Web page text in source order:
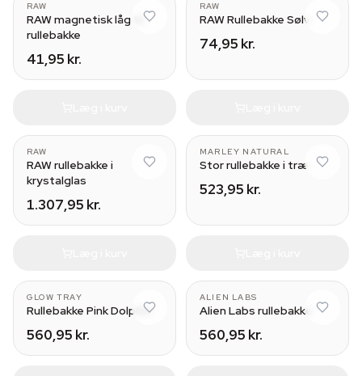
RAW
RAW magnetisk låg til
rullebakke
41,95 kr.
RAW
RAW Rullebakke Sølv
74,95 kr.
RAW
RAW rullebakke i
krystalglas
1.307,95 kr.
MARLEY NATURAL
Stor rullebakke i træ
523,95 kr.
GLOW TRAY
Rullebakke Pink Dolphin
560,95 kr.
ALIEN LABS
Alien Labs rullebakke
560,95 kr.